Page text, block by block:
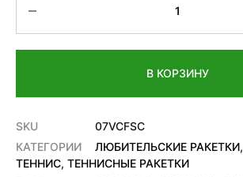
В КОРЗИНУ
SKU
07VCFSC
КАТЕГОРИИ
ЛЮБИТЕЛЬСКИЕ РАКЕТКИ,
ТЕННИС, ТЕННИСНЫЕ РАКЕТКИ